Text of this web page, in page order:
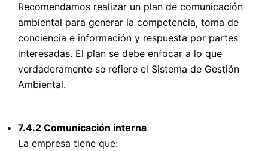
Recomendamos realizar un plan de comunicación
ambiental para generar la competencia, toma de
conciencia e información y respuesta por partes
interesadas. El plan se debe enfocar a lo que
verdaderamente se refiere el Sistema de Gestión
Ambiental.
7.4.2 Comunicación interna
La empresa tiene que: